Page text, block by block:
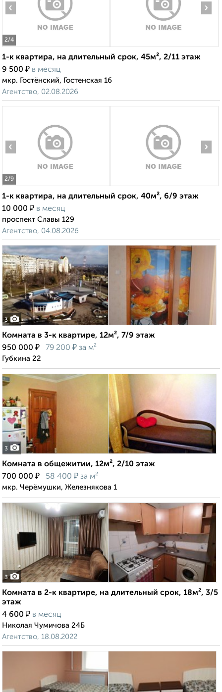
2/4
‹ ›
1-к квартира, на длительный срок, 45м², 2/11 этаж
9 500 ₽ в месяц
мкр. Гостёнский, Гостенская 16
Агентство, 02.08.2026
2/9
‹ ›
1-к квартира, на длительный срок, 40м², 6/9 этаж
10 000 ₽ в месяц
проспект Славы 129
Агентство, 04.08.2026
3
Комната в 3-к квартире, 12м², 7/9 этаж
950 000 ₽ 79 200 ₽ за м²
Губкина 22
3
Комната в общежитии, 12м², 2/10 этаж
700 000 ₽ 58 400 ₽ за м²
мкр. Черёмушки, Железнякова 1
3
Комната в 2-к квартире, на длительный срок, 18м², 3/5
этаж
4 600 ₽ в месяц
Николая Чумичова 24Б
Агентство, 18.08.2022